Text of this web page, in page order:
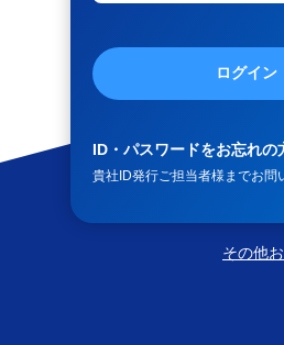
ログイン
ID・パスワードをお忘れの
貴社ID発行ご担当者様までお問
その他